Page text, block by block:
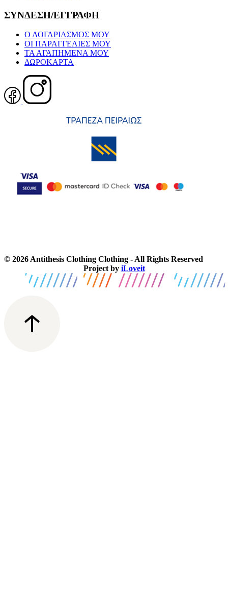
ΣΥΝΔΕΣΗ/ΕΓΓΡΑΦΗ
Ο ΛΟΓΑΡΙΑΣΜΟΣ ΜΟΥ
ΟΙ ΠΑΡΑΓΓΕΛΙΕΣ ΜΟΥ
ΤΑ ΑΓΑΠΗΜΕΝΑ ΜΟΥ
ΔΩΡΟΚΑΡΤΑ
© 2026 Antithesis Clothing Clothing - All Rights Reserved
Project by iLoveit